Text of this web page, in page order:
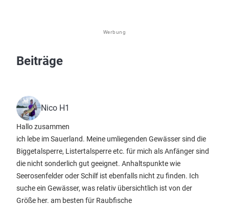
Werbung
Beiträge
Nico H1
Hallo zusammen
ich lebe im Sauerland. Meine umliegenden Gewässer sind die
Biggetalsperre, Listertalsperre etc. für mich als Anfänger sind
die nicht sonderlich gut geeignet. Anhaltspunkte wie
Seerosenfelder oder Schilf ist ebenfalls nicht zu finden. Ich
suche ein Gewässer, was relativ übersichtlich ist von der
Größe her. am besten für Raubfische